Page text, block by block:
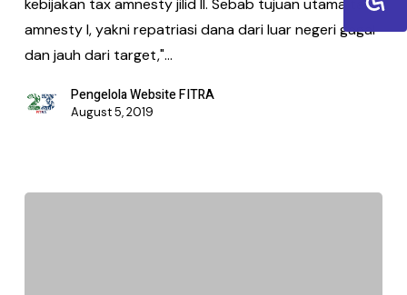
kebijakan tax amnesty jilid II. Sebab tujuan utama tax
amnesty I, yakni repatriasi dana dari luar negeri gagal
dan jauh dari target,"…
Pengelola Website FITRA
August 5, 2019